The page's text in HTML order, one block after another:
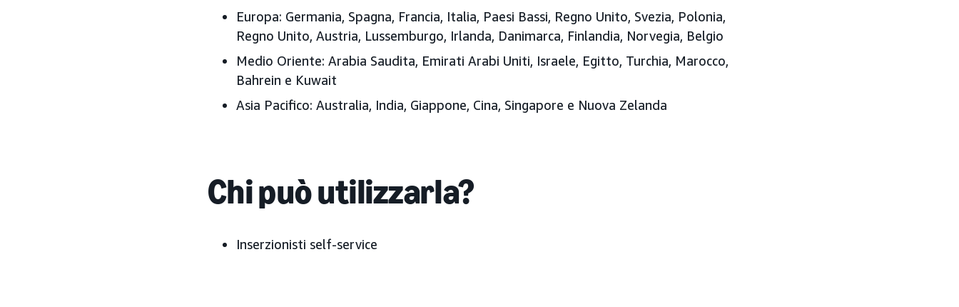
Europa: Germania, Spagna, Francia, Italia, Paesi Bassi, Regno Unito, Svezia, Polonia,
Regno Unito, Austria, Lussemburgo, Irlanda, Danimarca, Finlandia, Norvegia, Belgio
Medio Oriente: Arabia Saudita, Emirati Arabi Uniti, Israele, Egitto, Turchia, Marocco,
Bahrein e Kuwait
Asia Pacifico: Australia, India, Giappone, Cina, Singapore e Nuova Zelanda
Chi può utilizzarla?
Inserzionisti self-service